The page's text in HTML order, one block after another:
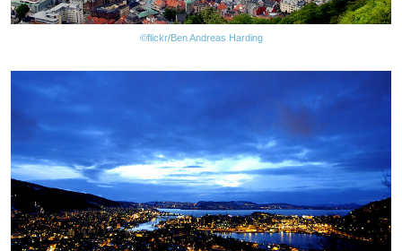
©flickr/Ben Andreas Harding